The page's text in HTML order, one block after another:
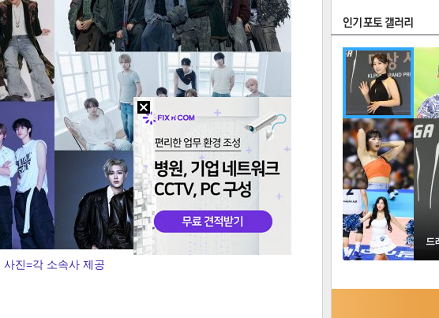
라이프 포토
만화
FOCUS
사진=각 소속사 제공
많이 본 뉴스
연예
스포츠
2